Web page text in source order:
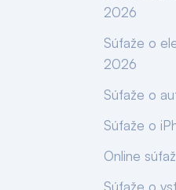
2026
Súťaže o
2026
Súťaže o
Súťaže o
Online
Súťaže o